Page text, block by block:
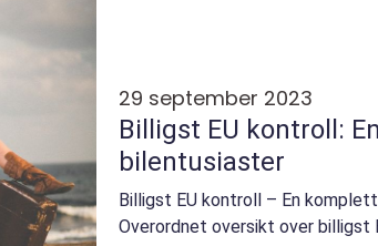
29 september 2023
Billigst EU kontroll:
bilentusiaster
Billigst EU kontroll – En
Overordnet oversikt over billigst